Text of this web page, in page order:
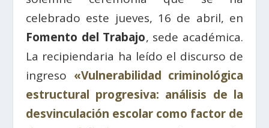
celebrado este jueves, 16 de abril, en
Fomento del Trabajo, sede académica.
La recipiendaria ha leído el discurso de
ingreso «Vulnerabilidad criminológica
estructural progresiva: análisis de la
desvinculación escolar como factor de